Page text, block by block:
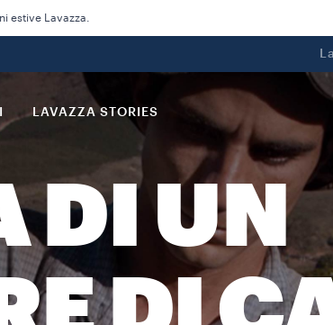
estive Lavazza.
LAVAZZA STORIES
DI UN